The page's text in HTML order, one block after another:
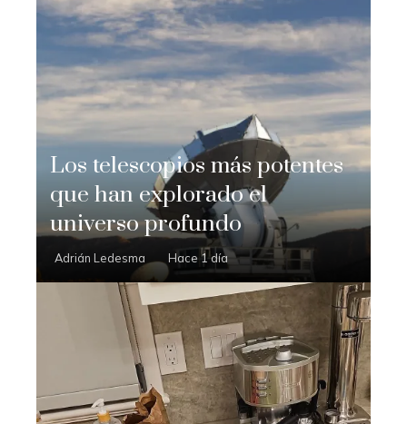
Los telescopios más potentes
que han explorado el
universo profundo
Adrián Ledesma Hace 1 día